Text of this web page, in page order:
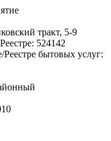
тракт, 5-9
524142
Реестре бытовых услуг: